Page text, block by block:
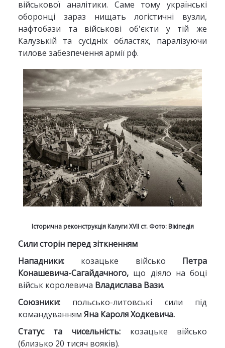
військової аналітики. Саме тому українські
оборонці зараз нищать логістичні вузли,
нафтобази та військові об'єкти у тій же
Калузькій та сусідніх областях, паралізуючи
тилове забезпечення армії рф.
Історична реконструкція Калуги XVII ст. Фото: Вікіпедія
Сили сторін перед зіткненням
Нападники: козацьке військо Петра
Конашевича-Сагайдачного, що діяло на боці
військ королевича Владислава Вази.
Союзники: польсько-литовські сили під
командуванням Яна Кароля Ходкевича.
Статус та чисельність: козацьке військо
(близько 20 тисяч вояків).